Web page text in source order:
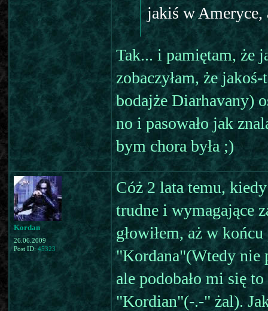
jakiś w
Tak... i pamiętam, że
zobaczyłam, że
bodajże Diarhavany)
no i pasowało jak
bym chora była ;)
Kordan
26.06.2009
Post ID: 45323
Cóż 2 lata temu,
trudne i wymagające
głowiłem, aż w
"Kordana"(Wtedy nie
ale podobało mi się
"Kordian"(-.-" żal).